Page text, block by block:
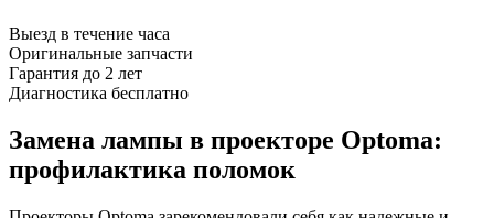
Выезд в течение часа
Оригинальные запчасти
Гарантия до 2 лет
Диагностика бесплатно
Замена лампы в проекторе Optoma:
профилактика поломок